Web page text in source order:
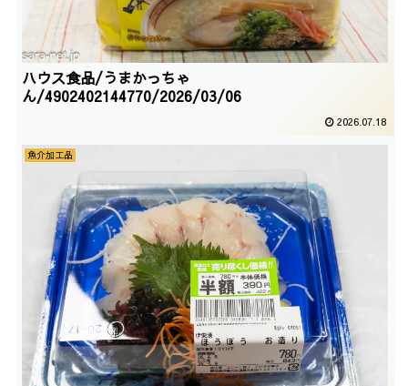
ハウス食品/うまかっちゃ
ん/4902402144770/2026/03/06
2026.07.18
魚介加工品